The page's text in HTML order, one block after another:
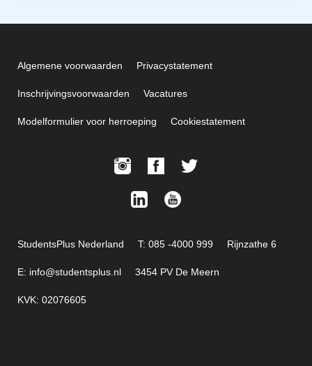
Algemene voorwaarden Privacystatement
Inschrijvingsvoorwaarden Vacatures
Modelformulier voor herroeping Cookiestatement
StudentsPlus Nederland T: 085 -4000 999 Rijnzathe 6
E: info@studentsplus.nl 3454 PV De Meern
KVK: 02076605